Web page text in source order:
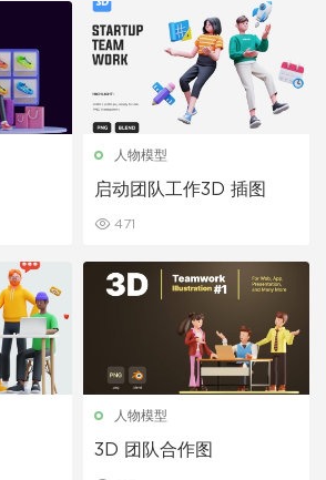
人物模型
启动团队工作3D 插图
471
人物模型
3D 团队合作图